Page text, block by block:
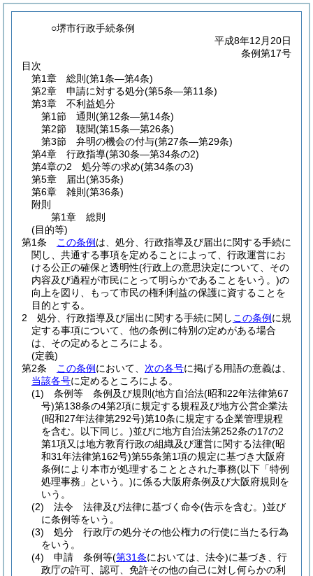
○堺市行政手続条例
平成8年12月20日
条例第17号
目次
第1章
総則 (第1条―第4条)
第2章
申請に対する処分(第5条―第11条)
第3章
不利益処分
第1節
通則 (第12条―第14条)
第2節
聴聞(第15条―第26条)
第3節
弁明の機会の付与(第27条―第29条)
第4章
行政指導(第30条―第34条の2)
第4章の2
処分等の求め(第34条の3)
第5章
届出(第35条)
第6章
雑則 (第36条)
附則
第1章
総則
(目的等)
第1条
この条例 は、処分、行政指導及び届出に関する手続に
関し、共通する事項を定めることによって、行政運営にお
ける公正の確保と透明性(行政上の意思決定について、その
内容及び過程が市民にとって明らかであることをいう。)の
向上を図り、もって市民の権利利益の保護に資することを
目的とする。
2
処分、行政指導及び届出に関する手続に関し この条例 に規
定する事項について、他の条例に特別の定めがある場合
は、その定めるところによる。
(定義)
第2条
この条例 において、 次の各号に掲げる用語の意義は、
当該各号に定めるところによる。
(1)
条例等 条例及び規則 (地方自治法(昭和22年法律第67
号)第138条の4第2項に規定する規程及び地方公営企業法
(昭和27年法律第292号)第10条に規定する企業管理規程
を含む。以下同じ。)並びに地方自治法第252条の17の2
第1項又は地方教育行政の組織及び運営に関する法律(昭
和31年法律第162号)第55条第1項の規定に基づき大阪府
条例により本市が処理することとされた事務(以下「特例
処理事務」という。)に係る大阪府条例及び大阪府規則を
いう。
(2)
法令 法律及び法律に基づく命令(告示を含む。)並び
に条例等をいう。
(3)
処分 行政庁の処分その他公権力の行使に当たる行為
をいう。
(4)
申請 条例等(第31条においては、法令)に基づき、行
政庁の許可、認可、免許その他の自己に対し何らかの利